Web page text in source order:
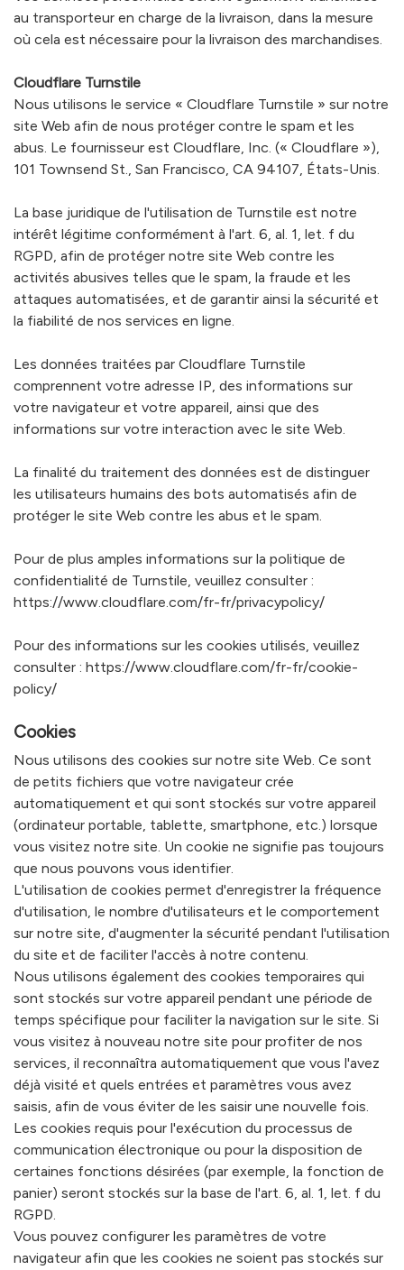
au transporteur en charge de la livraison, dans la mesure
où cela est nécessaire pour la livraison des marchandises.
Cloudflare Turnstile
Nous utilisons le service « Cloudflare Turnstile » sur notre
site Web afin de nous protéger contre le spam et les
abus. Le fournisseur est Cloudflare, Inc. (« Cloudflare »),
101 Townsend St., San Francisco, CA 94107, États-Unis.
La base juridique de l'utilisation de Turnstile est notre
intérêt légitime conformément à l'art. 6, al. 1, let. f du
RGPD, afin de protéger notre site Web contre les
activités abusives telles que le spam, la fraude et les
attaques automatisées, et de garantir ainsi la sécurité et
la fiabilité de nos services en ligne.
Les données traitées par Cloudflare Turnstile
comprennent votre adresse IP, des informations sur
votre navigateur et votre appareil, ainsi que des
informations sur votre interaction avec le site Web.
La finalité du traitement des données est de distinguer
les utilisateurs humains des bots automatisés afin de
protéger le site Web contre les abus et le spam.
Pour de plus amples informations sur la politique de
confidentialité de Turnstile, veuillez consulter :
https://www.cloudflare.com/fr-fr/privacypolicy/
Pour des informations sur les cookies utilisés, veuillez
consulter : https://www.cloudflare.com/fr-fr/cookie-
policy/
Cookies
Nous utilisons des cookies sur notre site Web. Ce sont
de petits fichiers que votre navigateur crée
automatiquement et qui sont stockés sur votre appareil
(ordinateur portable, tablette, smartphone, etc.) lorsque
vous visitez notre site. Un cookie ne signifie pas toujours
que nous pouvons vous identifier.
L'utilisation de cookies permet d'enregistrer la fréquence
d'utilisation, le nombre d'utilisateurs et le comportement
sur notre site, d'augmenter la sécurité pendant l'utilisation
du site et de faciliter l'accès à notre contenu.
Nous utilisons également des cookies temporaires qui
sont stockés sur votre appareil pendant une période de
temps spécifique pour faciliter la navigation sur le site. Si
vous visitez à nouveau notre site pour profiter de nos
services, il reconnaîtra automatiquement que vous l'avez
déjà visité et quels entrées et paramètres vous avez
saisis, afin de vous éviter de les saisir une nouvelle fois.
Les cookies requis pour l'exécution du processus de
communication électronique ou pour la disposition de
certaines fonctions désirées (par exemple, la fonction de
panier) seront stockés sur la base de l'art. 6, al. 1, let. f du
RGPD.
Vous pouvez configurer les paramètres de votre
navigateur afin que les cookies ne soient pas stockés sur